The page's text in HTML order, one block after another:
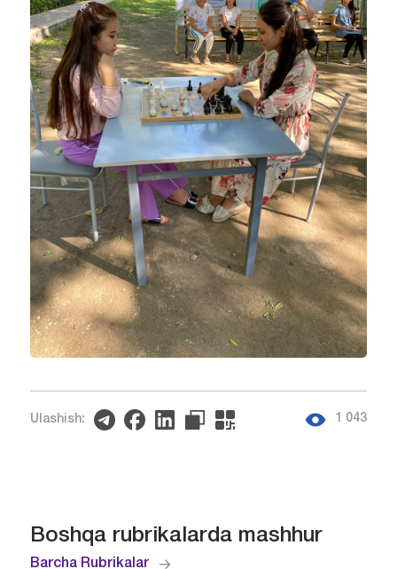
Ulashish: 1 043
Boshqa rubrikalarda mashhur
Barcha Rubrikalar